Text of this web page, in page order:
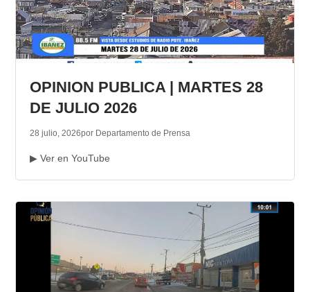
OPINION PUBLICA | MARTES 28
DE JULIO 2026
28 julio, 2026por Departamento de Prensa
▶ Ver en YouTube